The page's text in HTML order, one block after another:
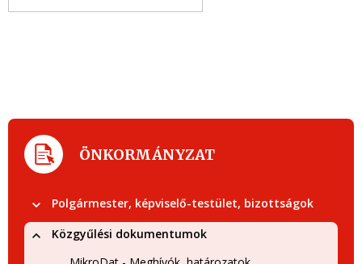
ÖNKORMÁNYZAT
Polgármester, képviselő-testület, bizottságok
Közgyűlési dokumentumok